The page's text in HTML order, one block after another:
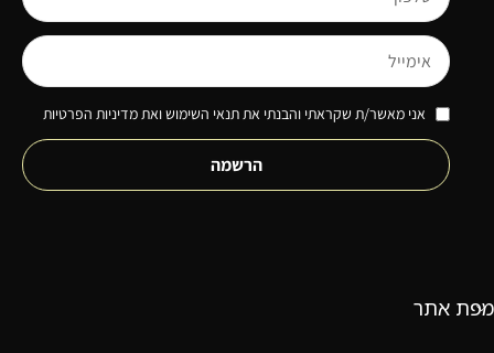
אני מאשר/ת שקראתי והבנתי את תנאי השימוש ואת מדיניות הפרטיות
הרשמה
מפת אתר